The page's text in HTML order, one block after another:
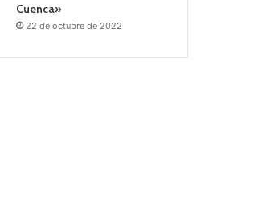
Cuenca»
22 de octubre de 2022